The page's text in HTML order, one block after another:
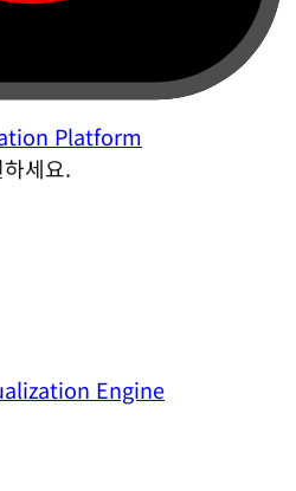
Platform
세요.
Engine